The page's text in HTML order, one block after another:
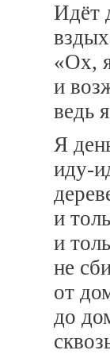
Идёт
«Ох,
и
ведь
Я
иду-
и
и
не
от
до